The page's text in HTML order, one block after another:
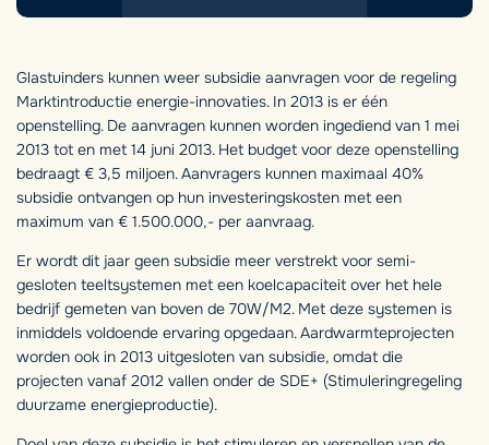
Glastuinders kunnen weer subsidie aanvragen voor de regeling
Marktintroductie energie-innovaties. In 2013 is er één
openstelling. De aanvragen kunnen worden ingediend van 1 mei
2013 tot en met 14 juni 2013. Het budget voor deze openstelling
bedraagt € 3,5 miljoen. Aanvragers kunnen maximaal 40%
subsidie ontvangen op hun investeringskosten met een
maximum van € 1.500.000,- per aanvraag.
Er wordt dit jaar geen subsidie meer verstrekt voor semi-
gesloten teeltsystemen met een koelcapaciteit over het hele
bedrijf gemeten van boven de 70W/M2. Met deze systemen is
inmiddels voldoende ervaring opgedaan. Aardwarmteprojecten
worden ook in 2013 uitgesloten van subsidie, omdat die
projecten vanaf 2012 vallen onder de SDE+ (Stimuleringregeling
duurzame energieproductie).